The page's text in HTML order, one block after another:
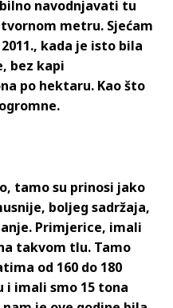
navodnjavati tu
metru. Sjećam
kada je isto bila
bez kapi
po hektaru. Kao što
tamo su prinosi jako
boljeg sadržaja,
Primjerice, imali
takvom tlu. Tamo
od 160 do 180
imali smo 15 tona